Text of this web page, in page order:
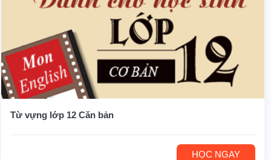
Từ vựng lớp 12 Căn bản
HỌC NGAY